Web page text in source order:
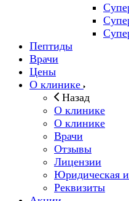
Пептиды
Врачи
Цены
О клинике
Назад
О клинике
О клинике
Врачи
Отзывы
Лицензии
Юридическая
Реквизиты